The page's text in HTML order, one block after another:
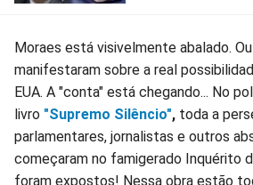
Moraes está visivelmente abalado.
manifestaram sobre a real
EUA. A "conta" está chegando... No
livro "Supremo Silêncio", toda a
parlamentares, jornalistas e outros
começaram no famigerado Inquérito
foram expostos! Nessa obra estão